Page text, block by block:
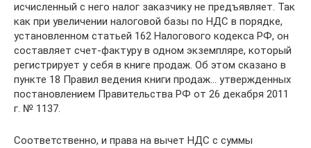
исчисленный с него налог заказчику не предъявляет. Так
как при увеличении налоговой базы по НДС в порядке,
установленном статьей 162 Налогового кодекса РФ, он
составляет счет-фактуру в одном экземпляре, который
регистрирует у себя в книге продаж. Об этом сказано в
пункте 18 Правил ведения книги продаж… утвержденных
постановлением Правительства РФ от 26 декабря 2011
г. № 1137.
Соответственно, и права на вычет НДС с суммы